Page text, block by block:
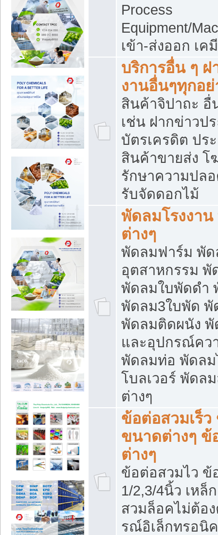
Process
Equipment/
เข้า-ส่งออก เ
บริการอื่น ๆ
งานอื่นๆทุกอ
สินค้าจิปาถะ อื่
เช่น ฝากข่าวป
บัตรเครดิต ปร
สินค้าขายส่ง
รักษาความปล
รับจัดดอกไม้
พัดลมโรงงา
ต่างๆ
พัดลมฟาร์ม พัด
อุตสาหกรรม
พัดลมใบพัดดำ
พัดลม3ใบพัด พั
พัดลมติดผนัง
และอุปกรณ์คว
พัดลมท่อ พัดลม
โบลเวอร์ พัดล
ต่างๆ
ข้อต่อสวมเร็
ขนาดต่างๆ ข้
ต่างๆ
ข้อต่อสวมไว ข้
1/2,3/4นิ้ว เหล็
สวมล็อคไม่ต้อ
รณ์อิเล็กทรอนิ